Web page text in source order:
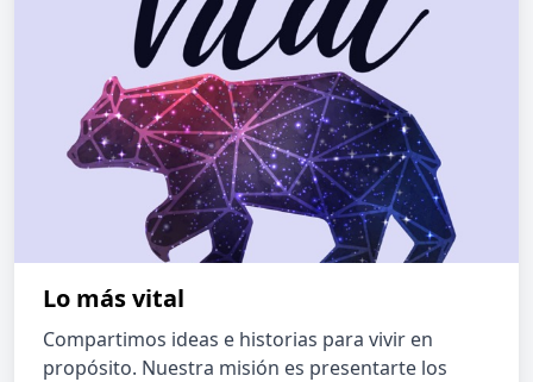
Lo más vital
Compartimos ideas e historias para vivir en
propósito. Nuestra misión es presentarte los